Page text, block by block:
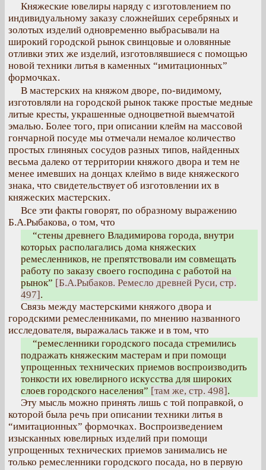
Княжеские ювелиры наряду с изготовлением по
индивидуальному заказу сложнейших серебряных и
золотых изделий одновременно выбрасывали на
широкий городской рынок свинцовые и оловянные
отливки этих же изделий, изготовлявшиеся с помощью
новой техники литья в каменных “имитационных”
формочках.
В мастерских на княжом дворе, по-видимому,
изготовляли на городской рынок также простые медные
литые кресты, украшенные одноцветной выемчатой
эмалью. Более того, при описании клейм на массовой
гончарной посуде мы отмечали немалое количество
простых глиняных сосудов разных типов, найденных
весьма далеко от территории княжого двора и тем не
менее имевших на донцах клеймо в виде княжеского
знака, что свидетельствует об изготовлении их в
княжеских мастерских.
Все эти факты говорят, по образному выражению
Б.А.Рыбакова, о том, что
“стены древнего Владимирова города, внутри
которых располагались дома княжеских
ремесленников, не препятствовали им совмещать
работу по заказу своего господина с работой на
рынок” [Б.А.Рыбаков. Ремесло древней Руси, стр.
497].
Связь между мастерскими княжого двора и
городскими ремесленниками, по мнению названного
исследователя, выражалась также и в том, что
“ремесленники городского посада стремились
подражать княжеским мастерам и при помощи
упрощенных технических приемов воспроизводить
тонкости их ювелирного искусства для широких
слоев городского населения” [там же, стр. 498].
Эту мысль можно принять лишь с той поправкой, о
которой была речь при описании техники литья в
“имитационных” формочках. Воспроизведением
изысканных ювелирных изделий при помощи
упрощенных технических приемов занимались не
только ремесленники городского посада, но в первую